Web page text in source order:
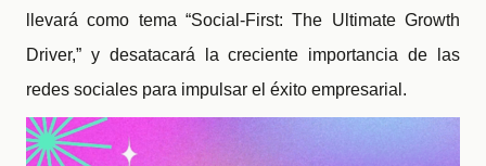
llevará como tema “Social-First: The Ultimate Growth
Driver,” y desatacará la creciente importancia de las
redes sociales para impulsar el éxito empresarial.